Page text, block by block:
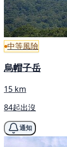
中等風險
烏帽子岳
15 km
84起出沒
通知